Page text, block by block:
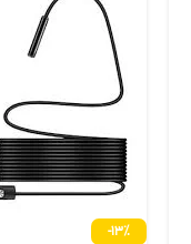
-13%